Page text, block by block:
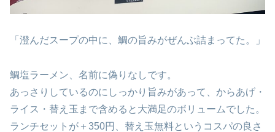
「澄んだスープの中に、鯛の旨みがぜんぶ詰まってた。」
鯛塩ラーメン、名前に偽りなしです。
あっさりしているのにしっかり旨みがあって、からあげ・
ライス・替え玉まで含めると大満足のボリュームでした。
ランチセットが＋350円、替え玉無料というコスパの良さ